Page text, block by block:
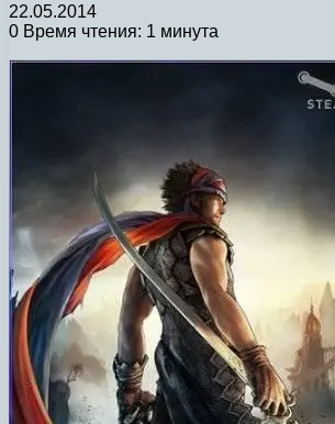
22.05.2014
0 Время чтения: 1 минута